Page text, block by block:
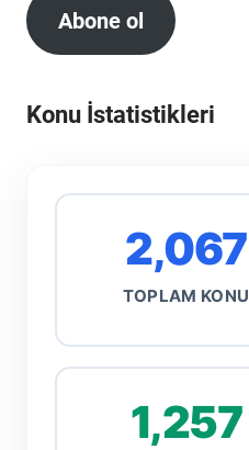
Abone ol
Konu İstatistikleri
2,067
TOPLAM KONU
1,257